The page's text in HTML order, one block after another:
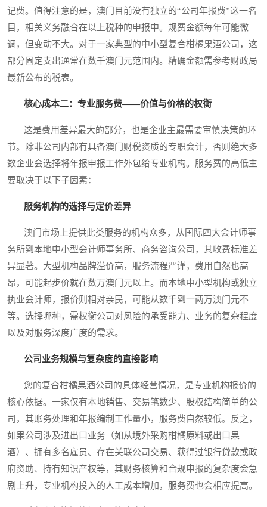
记费。值得注意的是，澳门目前没有独立的“公司年报费”这一名
目，相关义务融合在以上税种的申报中。规费金额每年可能微
调，但变动不大。对于一家典型的中小型复合柑橘果酒公司，这
部分固定支出通常在数千澳门元范围内。精确金额需参考财政局
最新公布的税表。
核心成本二：专业服务费——价值与价格的权衡
这是费用差异最大的部分，也是企业主最需要审慎决策的环
节。除非公司内部有具备澳门财税资质的专职会计，否则绝大多
数企业会选择将年报申报工作外包给专业机构。服务费的高低主
要取决于以下子因素：
服务机构的选择与定价差异
澳门市场上提供此类服务的机构众多，从国际四大会计师事
务所到本地中小型会计师事务所、商务咨询公司，其收费标准差
异显著。大型机构品牌溢价高，服务流程严谨，费用自然也高
昂，可能起步价就在数万澳门元以上。而本地中小型机构或独立
执业会计师，报价则相对亲民，可能从数千到一两万澳门元不
等。选择哪种，需权衡公司对风险的承受能力、业务的复杂程度
以及对服务深度广度的需求。
公司业务规模与复杂度的直接影响
您的复合柑橘果酒公司的具体经营情况，是专业机构报价的
核心依据。一家仅有本地销售、交易笔数少、股权结构简单的公
司，其账务处理和年报编制工作量小，服务费自然较低。反之，
如果公司涉及进出口业务（如从境外采购柑橘原料或出口果
酒）、拥有多名雇员、存在关联公司交易、获得过银行贷款或政
府资助、持有知识产权等，其财务核算和合规申报的复杂度会急
剧上升，专业机构投入的人工成本增加，服务费也会相应提高。